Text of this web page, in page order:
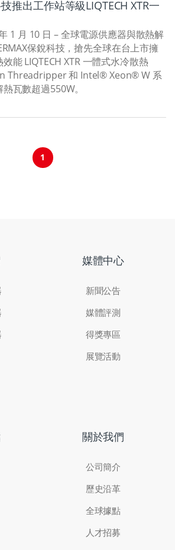
推出工作站等級LIQTECH XTR一
1 月 10 日 – 全球電源供應器與散熱解
保銳科技，搶先全球在台上市擁
能 LIQTECH XTR 一體式水冷散熱
Threadripper 和 Intel® Xeon® W 系
瓦數超過550W。
1
媒體中心
新聞公告
媒體評測
得獎專區
展覽活動
關於我們
公司簡介
歷史沿革
全球據點
人才招募